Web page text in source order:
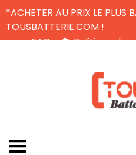
*ACHETER AU PRIX LE PLUS
TOUSBATTERIE.COM !
FAQ
Politique de